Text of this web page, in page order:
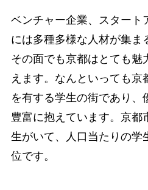
ベンチャー企業、スタート
には多種多様な人材が集ま
その面でも京都はとても魅
えます。なんといっても京
を有する学生の街であり、
豊富に抱えています。京都
生がいて、人口当たりの学
位です。